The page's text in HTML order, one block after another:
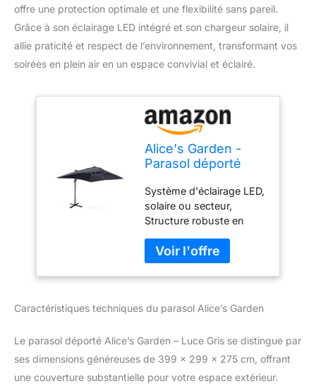
offre une protection optimale et une flexibilité sans pareil.
Grâce à son éclairage LED intégré et son chargeur solaire, il
allie praticité et respect de l’environnement, transformant vos
soirées en plein air en un espace convivial et éclairé.
Alice's Garden -
Parasol déporté
rectangulaire 3x4m
haut de gamme -
Luce Gris - Parasol
excentré inclinable.
rabattable et rotatif
à 360°. chargeur
solaire
Système d'éclairage LED,
solaire ou secteur,
Structure robuste en
peinture anthracite, Très
grande taille, housse
incluse, Inclinable,
360°. Toile déperlante et
Ce produit est constitué
d'un seul carton ;
Caractéristiques techniques du parasol Alice’s Garden
Le parasol déporté Alice’s Garden – Luce Gris se distingue par
ses dimensions généreuses de 399 x 299 x 275 cm, offrant
une couverture substantielle pour votre espace extérieur.